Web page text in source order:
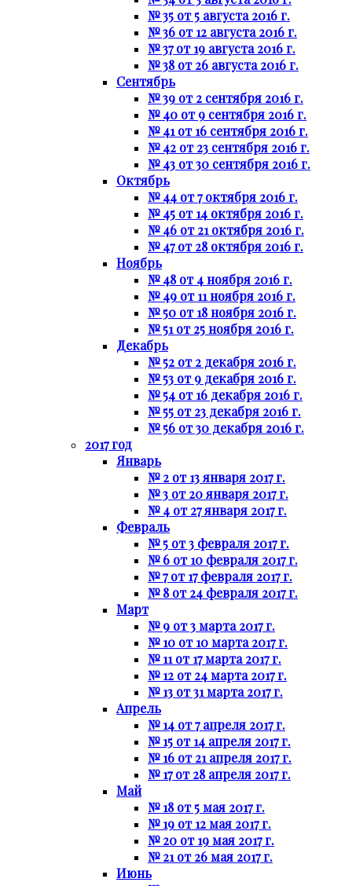
№ 35 от 5 августа 2016 г.
№ 36 от 12 августа 2016 г.
№ 37 от 19 августа 2016 г.
№ 38 от 26 августа 2016 г.
Сентябрь
№ 39 от 2 сентября 2016 г.
№ 40 от 9 сентября 2016 г.
№ 41 от 16 сентября 2016 г.
№ 42 от 23 сентября 2016 г.
№ 43 от 30 сентября 2016 г.
Октябрь
№ 44 от 7 октября 2016 г.
№ 45 от 14 октября 2016 г.
№ 46 от 21 октября 2016 г.
№ 47 от 28 октября 2016 г.
Ноябрь
№ 48 от 4 ноября 2016 г.
№ 49 от 11 ноября 2016 г.
№ 50 от 18 ноября 2016 г.
№ 51 от 25 ноября 2016 г.
Декабрь
№ 52 от 2 декабря 2016 г.
№ 53 от 9 декабря 2016 г.
№ 54 от 16 декабря 2016 г.
№ 55 от 23 декабря 2016 г.
№ 56 от 30 декабря 2016 г.
2017 год
Январь
№ 2 от 13 января 2017 г.
№ 3 от 20 января 2017 г.
№ 4 от 27 января 2017 г.
Февраль
№ 5 от 3 февраля 2017 г.
№ 6 от 10 февраля 2017 г.
№ 7 от 17 февраля 2017 г.
№ 8 от 24 февраля 2017 г.
Март
№ 9 от 3 марта 2017 г.
№ 10 от 10 марта 2017 г.
№ 11 от 17 марта 2017 г.
№ 12 от 24 марта 2017 г.
№ 13 от 31 марта 2017 г.
Апрель
№ 14 от 7 апреля 2017 г.
№ 15 от 14 апреля 2017 г.
№ 16 от 21 апреля 2017 г.
№ 17 от 28 апреля 2017 г.
Май
№ 18 от 5 мая 2017 г.
№ 19 от 12 мая 2017 г.
№ 20 от 19 мая 2017 г.
№ 21 от 26 мая 2017 г.
Июнь